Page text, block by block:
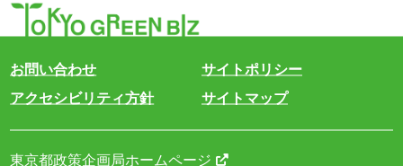
お問い合わせ
サイトポリシー
アクセシビリティ方針
サイトマップ
東京都政策企画局ホームページ